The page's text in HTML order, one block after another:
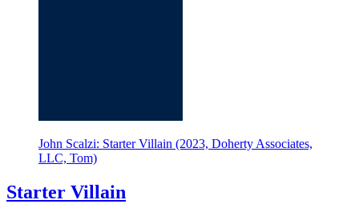
John Scalzi: Starter Villain (2023, Doherty Associates,
LLC, Tom)
Starter Villain